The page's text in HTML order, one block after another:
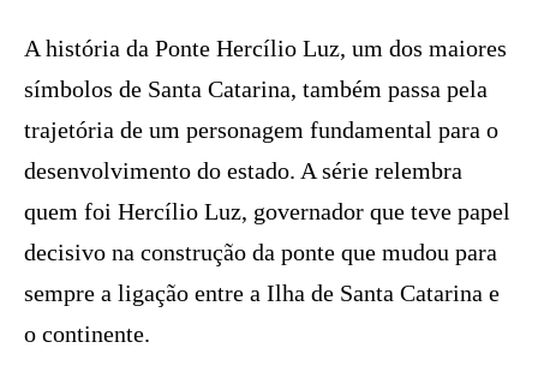
A história da Ponte Hercílio Luz, um dos maiores
símbolos de Santa Catarina, também passa pela
trajetória de um personagem fundamental para o
desenvolvimento do estado. A série relembra
quem foi Hercílio Luz, governador que teve papel
decisivo na construção da ponte que mudou para
sempre a ligação entre a Ilha de Santa Catarina e
o continente.